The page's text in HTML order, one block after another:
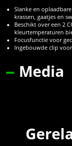
Slanke en
krassen, gaatjes en
Beschikt over een 2
kleurtemperaturen
Focusfunctie voor
Ingebouwde clip
Media